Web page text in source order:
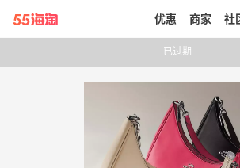
带你去官网买正品
优惠 商家 社
已过期